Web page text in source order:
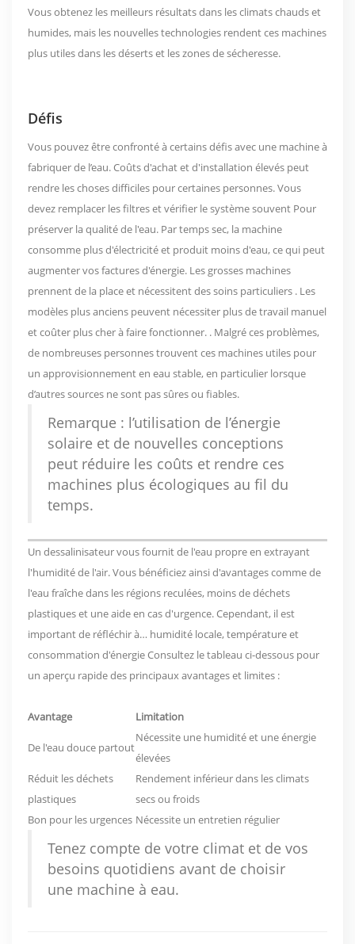
Vous obtenez les meilleurs résultats dans les climats chauds et
humides, mais les nouvelles technologies rendent ces machines
plus utiles dans les déserts et les zones de sécheresse.
Défis
Vous pouvez être confronté à certains défis avec une machine à
fabriquer de l’eau.Coûts d'achat et d'installation élevés peut
rendre les choses difficiles pour certaines personnes. Vous
devez remplacer les filtres et vérifier le système souvent Pour
préserver la qualité de l'eau. Par temps sec, la machine
consomme plus d'électricité et produit moins d'eau, ce qui peut
augmenter vos factures d'énergie. Les grosses machines
prennent de la place et nécessitent des soins particuliers . Les
modèles plus anciens peuvent nécessiter plus de travail manuel
et coûter plus cher à faire fonctionner. . Malgré ces problèmes,
de nombreuses personnes trouvent ces machines utiles pour
un approvisionnement en eau stable, en particulier lorsque
d’autres sources ne sont pas sûres ou fiables.
Remarque : l’utilisation de l’énergie
solaire et de nouvelles conceptions
peut réduire les coûts et rendre ces
machines plus écologiques au fil du
temps.
Un dessalinisateur vous fournit de l'eau propre en extrayant
l'humidité de l'air. Vous bénéficiez ainsi d'avantages comme de
l'eau fraîche dans les régions reculées, moins de déchets
plastiques et une aide en cas d'urgence. Cependant, il est
important de réfléchir à… humidité locale, température et
consommation d'énergieConsultez le tableau ci-dessous pour
un aperçu rapide des principaux avantages et limites :
Avantage Limitation
De l'eau douce partout
Nécessite une humidité et une énergie
élevées
Réduit les déchets
plastiques
Rendement inférieur dans les climats
secs ou froids
Bon pour les urgences Nécessite un entretien régulier
Tenez compte de votre climat et de vos
besoins quotidiens avant de choisir
une machine à eau.